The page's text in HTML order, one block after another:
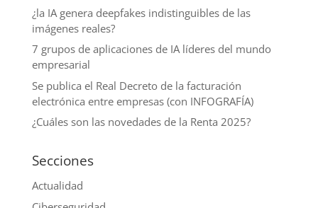
¿la IA genera deepfakes indistinguibles de las
imágenes reales?
7 grupos de aplicaciones de IA líderes del mundo
empresarial
Se publica el Real Decreto de la facturación
electrónica entre empresas (con INFOGRAFÍA)
¿Cuáles son las novedades de la Renta 2025?
Secciones
Actualidad